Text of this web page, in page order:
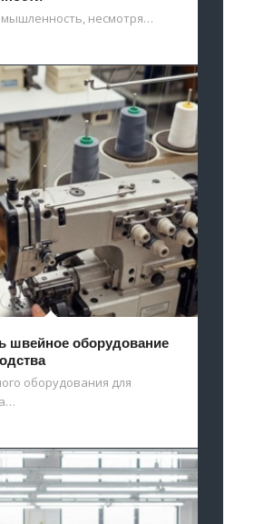
несмотря…
швейное оборудование
оборудования для